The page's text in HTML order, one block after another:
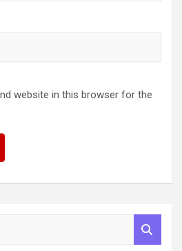
website in this browser for the